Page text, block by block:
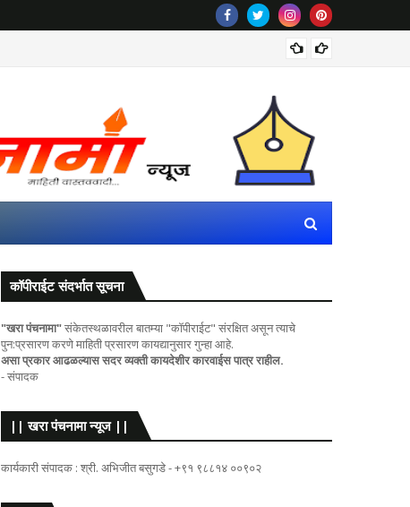
कॉपीराईट संदर्भात सूचना
"खरा पंचनामा"संकेतस्थळावरील बातम्या "कॉपीराईट" संरक्षित असून त्याचे
पुन:प्रसारण करणे माहिती प्रसारण कायद्यानुसार गुन्हा आहे.
असा प्रकार आढळल्यास सदर व्यक्ती कायदेशीर कारवाईस पात्र राहील.
- संपादक
|| खरा पंचनामा न्यूज ||
कार्यकारी संपादक : श्री. अभिजीत बसुगडे - +९१ ९८८१४ ००९०२